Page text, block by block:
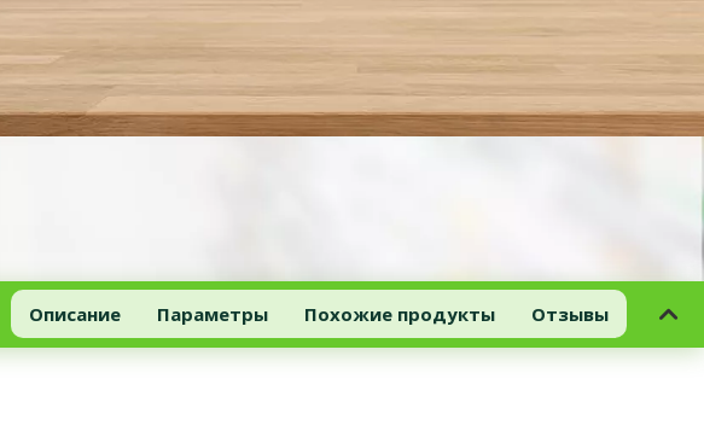
Описание Параметры Похожие продукты Отзывы